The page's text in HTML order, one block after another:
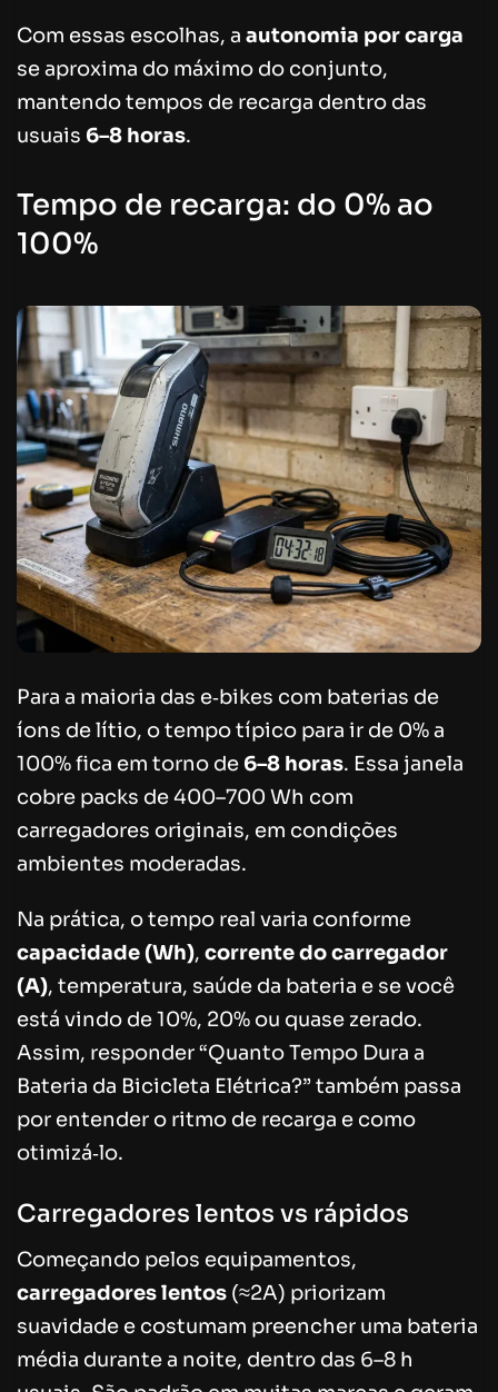
Com essas escolhas, a autonomia por carga
se aproxima do máximo do conjunto,
mantendo tempos de recarga dentro das
usuais 6–8 horas.
Tempo de recarga: do 0% ao
100%
Para a maioria das e‑bikes com baterias de
íons de lítio, o tempo típico para ir de 0% a
100% fica em torno de 6–8 horas. Essa janela
cobre packs de 400–700 Wh com
carregadores originais, em condições
ambientes moderadas.
Na prática, o tempo real varia conforme
capacidade (Wh), corrente do carregador
(A), temperatura, saúde da bateria e se você
está vindo de 10%, 20% ou quase zerado.
Assim, responder “Quanto Tempo Dura a
Bateria da Bicicleta Elétrica?” também passa
por entender o ritmo de recarga e como
otimizá‑lo.
Carregadores lentos vs rápidos
Começando pelos equipamentos,
carregadores lentos (≈2A) priorizam
suavidade e costumam preencher uma bateria
média durante a noite, dentro das 6–8 h